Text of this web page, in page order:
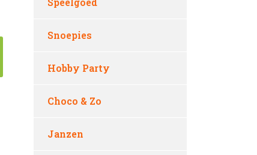
Snoepies
Hobby Party
Choco & Zo
Janzen